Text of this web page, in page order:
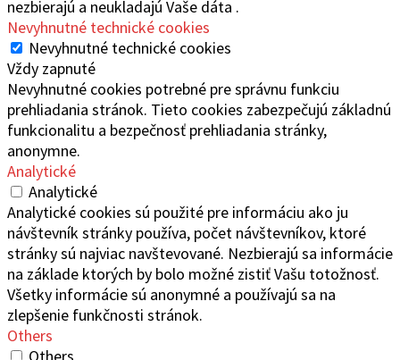
nezbierajú a neukladajú Vaše dáta .
Nevyhnutné technické cookies
Nevyhnutné technické cookies
Vždy zapnuté
Nevyhnutné cookies potrebné pre správnu funkciu
prehliadania stránok. Tieto cookies zabezpečujú základnú
funkcionalitu a bezpečnosť prehliadania stránky,
anonymne.
Analytické
Analytické
Analytické cookies sú použité pre informáciu ako ju
návštevník stránky používa, počet návštevníkov, ktoré
stránky sú najviac navštevované. Nezbierajú sa informácie
na základe ktorých by bolo možné zistiť Vašu totožnosť.
Všetky informácie sú anonymné a používajú sa na
zlepšenie funkčnosti stránok.
Others
Others